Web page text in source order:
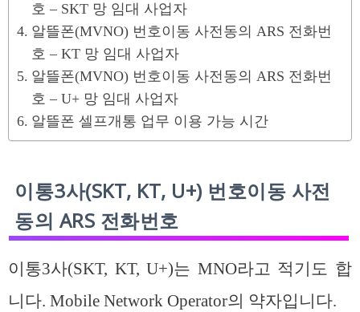
호 – SKT 망 임대 사업자
알뜰폰(MVNO) 번호이동 사전동의 ARS 전화번
호 – KT 망 임대 사업자
알뜰폰(MVNO) 번호이동 사전동의 ARS 전화번
호 – U+ 망 임대 사업자
알뜰폰 셀프개통 업무 이용 가능 시간
이통3사(SKT, KT, U+) 번호이동 사전
동의 ARS 전화번호
이통3사(SKT, KT, U+)는 MNO라고 적기도 합
니다. Mobile Network Operator의 약자입니다.